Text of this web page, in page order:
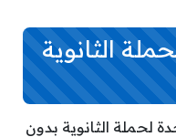
الثانوية
لحملة الثانوية بدون